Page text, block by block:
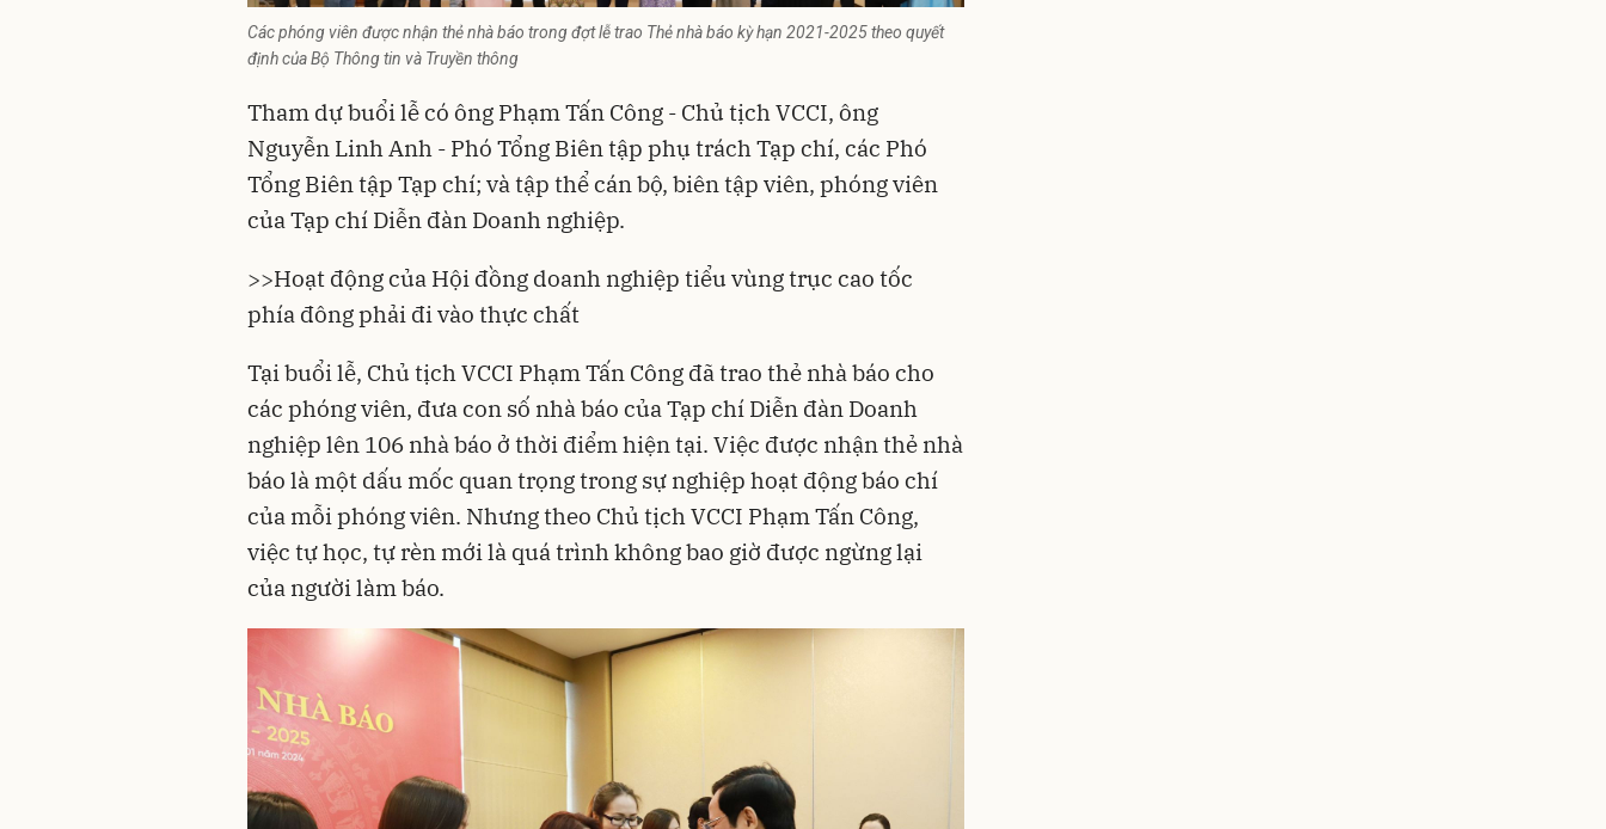
Các phóng viên được nhận thẻ nhà báo trong đợt lễ trao Thẻ nhà báo kỳ hạn 2021-2025 theo quyết
định của Bộ Thông tin và Truyền thông
Tham dự buổi lễ có ông Phạm Tấn Công - Chủ tịchVCCI, ông
Nguyễn Linh Anh - Phó Tổng Biên tập phụ trách Tạp chí, các Phó
Tổng Biên tập Tạp chí; và tập thể cán bộ, biên tập viên, phóng viên
của Tạp chí Diễn đàn Doanh nghiệp.
>>Hoạt động của Hội đồng doanh nghiệp tiểu vùng trục cao tốc
phía đông phải đi vào thực chất
Tại buổi lễ, Chủ tịch VCCI Phạm Tấn Công đã trao thẻ nhà báo cho
các phóng viên, đưa con số nhà báo của Tạp chí Diễn đàn Doanh
nghiệp lên 106 nhà báo ở thời điểm hiện tại. Việc được nhận thẻ nhà
báo là một dấu mốc quan trọng trong sự nghiệp hoạt động báo chí
của mỗi phóng viên. Nhưng theo Chủ tịch VCCI Phạm Tấn Công,
việc tự học, tự rèn mới là quá trình không bao giờ được ngừng lại
của người làm báo.